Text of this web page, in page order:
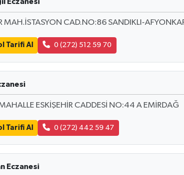
Eczanesi
MAH.İSTASYON CAD.NO:86 SANDIKLI-
Tarifi Al 0 (272) 512 59 70
ESKİŞEHİR CADDESİ NO:44 A EMİRDAĞ
Tarifi Al 0 (272) 442 59 47
Eczanesi